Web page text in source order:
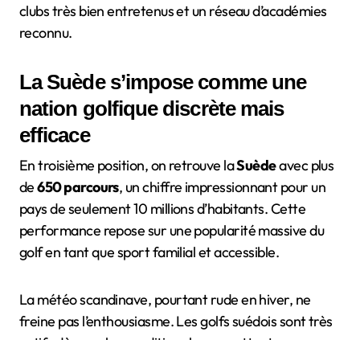
clubs très bien entretenus et un réseau d’académies
reconnu.
La Suède s’impose comme une
nation golfique discrète mais
efficace
En troisième position, on retrouve laSuèdeavec plus
de650 parcours, un chiffre impressionnant pour un
pays de seulement 10 millions d’habitants. Cette
performance repose sur une popularité massive du
golf en tant que sport familial et accessible.
La météo scandinave, pourtant rude en hiver, ne
freine pas l’enthousiasme. Les golfs suédois sont très